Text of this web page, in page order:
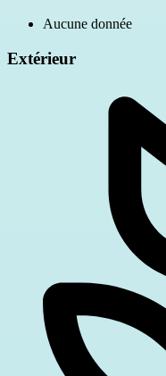
Aucune donnée
Extérieur